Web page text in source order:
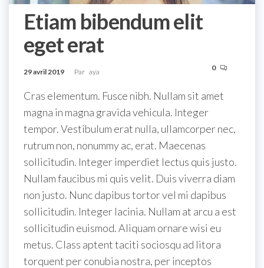
Etiam bibendum elit
eget erat
29 avril 2019 Par aya 0
Cras elementum. Fusce nibh. Nullam sit amet
magna in magna gravida vehicula. Integer
tempor. Vestibulum erat nulla, ullamcorper nec,
rutrum non, nonummy ac, erat. Maecenas
sollicitudin. Integer imperdiet lectus quis justo.
Nullam faucibus mi quis velit. Duis viverra diam
non justo. Nunc dapibus tortor vel mi dapibus
sollicitudin. Integer lacinia. Nullam at arcu a est
sollicitudin euismod. Aliquam ornare wisi eu
metus. Class aptent taciti sociosqu ad litora
torquent per conubia nostra, per inceptos